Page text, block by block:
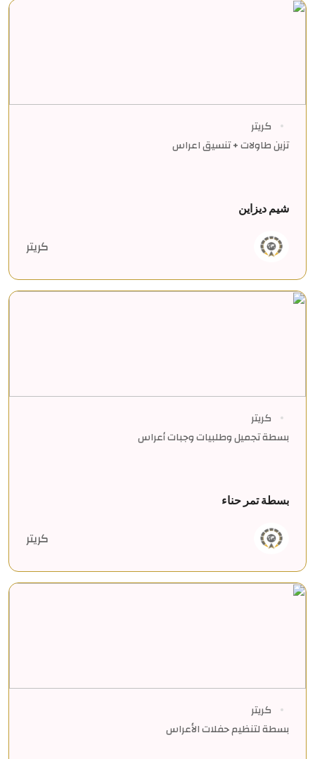
كريتر
تزين طاولات + تنسيق اعراس
شيم ديزاين
كريتر
كريتر
بسطة تجميل وطلبيات وجبات أعراس
بسطة تمر حناء
كريتر
كريتر
بسطة لتنظيم حفلات الأعراس